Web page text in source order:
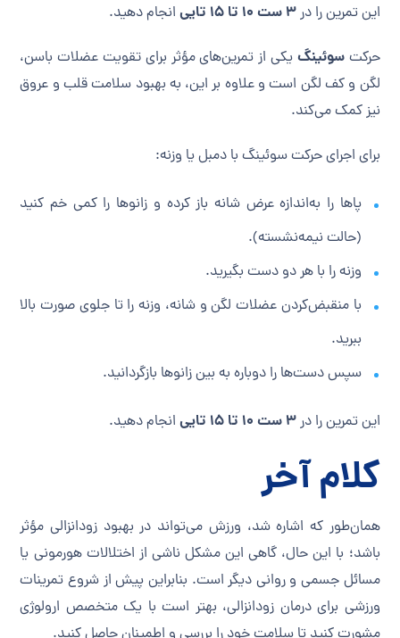
این تمرین را در۳ ست ۱۰ تا ۱۵ تایی انجام دهید.
حرکتسوئینگ یکی از تمرین‌های مؤثر برای تقویت عضلات باسن،
لگن و کف لگن است و علاوه بر این، به بهبود سلامت قلب و عروق
نیز کمک می‌کند.
برای اجرای حرکت سوئینگ با دمبل یا وزنه:
پاها را به‌اندازه عرض شانه باز کرده و زانوها را کمی خم کنید
(حالت نیمه‌نشسته).
وزنه را با هر دو دست بگیرید.
با منقبض‌کردن عضلات لگن و شانه، وزنه را تا جلوی صورت بالا
ببرید.
سپس دست‌ها را دوباره به بین زانوها بازگردانید.
این تمرین را در۳ ست ۱۰ تا ۱۵ تایی انجام دهید.
کلام آخر
همان‌طور که اشاره شد، ورزش می‌تواند در بهبود زودانزالی مؤثر
باشد؛ با این حال، گاهی این مشکل ناشی از اختلالات هورمونی یا
مسائل جسمی و روانی دیگر است. بنابراین پیش از شروع تمرینات
ورزشی برای درمان زودانزالی، بهتر است با یک متخصص ارولوژی